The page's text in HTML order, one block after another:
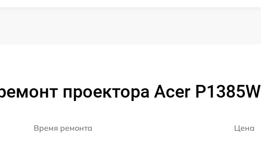
проектора Acer P1385W
Время ремонта Цена